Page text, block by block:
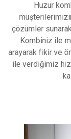
Huzur
çözümler
Kombiniz ile
araуarak fikir ve
іle verdiğimiz